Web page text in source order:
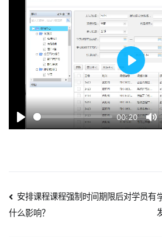
Play
00:20
Play
文
章
安排课程课程强制时间期限后对学员有
什么影响？